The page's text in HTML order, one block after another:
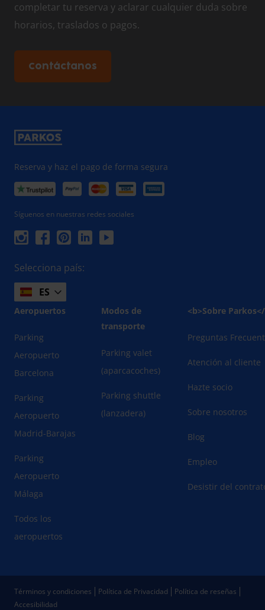
completar tu reserva y aclarar cualquier duda sobre
horarios, traslados o pagos.
Contáctanos
Reserva y haz el pago de forma segura
Síguenos en nuestras redes sociales
Selecciona país:
ES
Aeropuertos
Parking
Aeropuerto
Barcelona
Parking
Aeropuerto
Madrid-Barajas
Parking
Aeropuerto
Málaga
Todos los
aeropuertos
Modos de
transporte
Parking valet
(aparcacoches)
Parking shuttle
(lanzadera)
<b>Sobre
Preguntas
Atención al cliente
Hazte socio
Sobre nosotros
Blog
Empleo
Desistir del
Términos y condiciones Política de Privacidad
Política de reseñas
Accesibilidad